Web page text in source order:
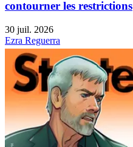
contourner les restrictions
30 juil. 2026
Ezra Reguerra